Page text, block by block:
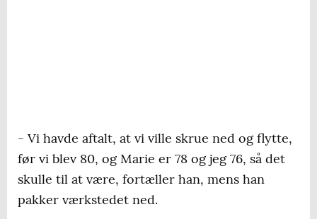
- Vi havde aftalt, at vi ville skrue ned og flytte,
før vi blev 80, og Marie er 78 og jeg 76, så det
skulle til at være, fortæller han, mens han
pakker værkstedet ned.